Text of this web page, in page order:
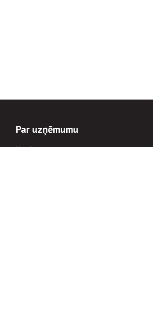
Par uzņēmumu
Uzņēmums